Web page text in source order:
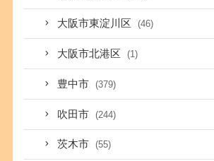
大阪市東淀川区 (46)
大阪市北港区 (1)
豊中市 (379)
吹田市 (244)
茨木市 (55)